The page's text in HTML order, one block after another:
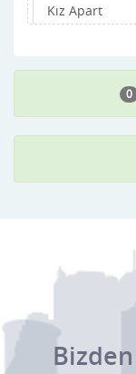
Kız Apart
Kız Pansiyonları
0